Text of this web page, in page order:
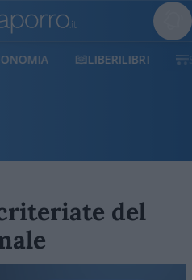
SHOP SOSTIENICI
del